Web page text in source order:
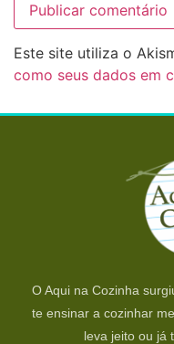
Este site utiliza o
como seus dados em
O Aqui na Cozinha
te ensinar a cozinhar
leva jeito ou já